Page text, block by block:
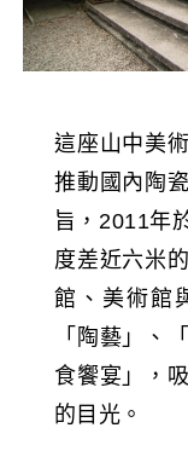
這座山中美
推動國內陶
旨，2011年
度差近六米
館、美術館
「陶藝」、
食饗宴」，
的目光。